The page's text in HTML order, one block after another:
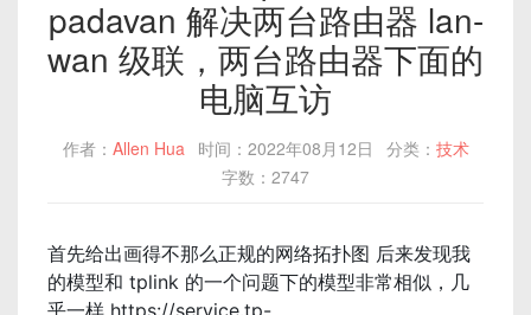
padavan 解决两台路由器 lan-
wan 级联，两台路由器下面的
电脑互访
作者： Allen Hua 时间：2022年08月12日 分类： 技术
字数：2747
首先给出画得不那么正规的网络拓扑图 后来发现我
的模型和 tplink 的一个问题下的模型非常相似，几
乎一样 https://service.tp-